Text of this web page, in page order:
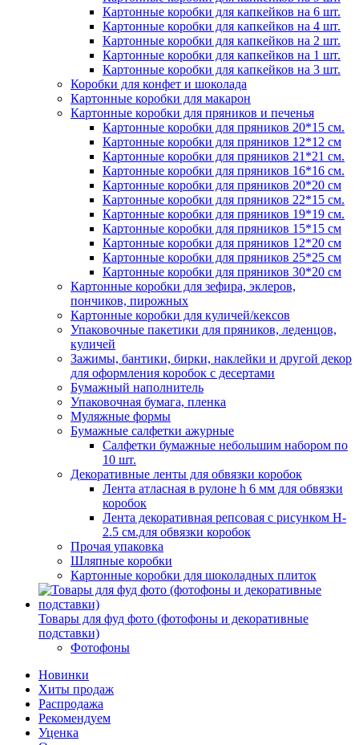
Картонные коробки для капкейков на 6 шт.
Картонные коробки для капкейков на 4 шт.
Картонные коробки для капкейков на 2 шт.
Картонные коробки для капкейков на 1 шт.
Картонные коробки для капкейков на 3 шт.
Коробки для конфет и шоколада
Картонные коробки для макарон
Картонные коробки для пряников и печенья
Картонные коробки для пряников 20*15 см.
Картонные коробки для пряников 12*12 см
Картонные коробки для пряников 21*21 см.
Картонные коробки для пряников 16*16 см.
Картонные коробки для пряников 20*20 см
Картонные коробки для пряников 22*15 см.
Картонные коробки для пряников 19*19 см.
Картонные коробки для пряников 15*15 см
Картонные коробки для пряников 12*20 см
Картонные коробки для пряников 25*25 см
Картонные коробки для пряников 30*20 см
Картонные коробки для зефира, эклеров,
пончиков, пирожных
Картонные коробки для куличей/кексов
Упаковочные пакетики для пряников, леденцов,
куличей
Зажимы, бантики, бирки, наклейки и другой декор
для оформления коробок с десертами
Бумажный наполнитель
Упаковочная бумага, пленка
Муляжные формы
Бумажные салфетки ажурные
Салфетки бумажные небольшим набором по
10 шт.
Декоративные ленты для обвязки коробок
Лента атласная в рулоне h 6 мм для обвязки
коробок
Лента декоративная репсовая с рисунком H-
2.5 см.для обвязки коробок
Прочая упаковка
Шляпные коробки
Картонные коробки для шоколадных плиток
Товары для фуд фото (фотофоны и декоративные
подставки)
Фотофоны
Новинки
Хиты продаж
Распродажа
Рекомендуем
Уценка